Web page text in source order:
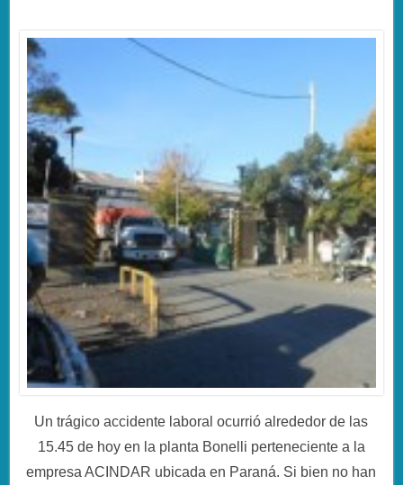
Un trágico accidente laboral ocurrió alrededor de las
15.45 de hoy en la planta Bonelli perteneciente a la
empresa ACINDAR ubicada en Paraná. Si bien no han